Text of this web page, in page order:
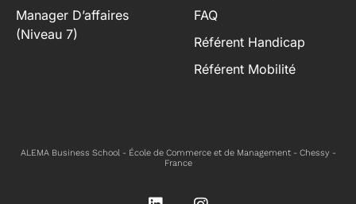
Manager D’affaires
(niveau 7)
FAQ
Référent Handicap
Référent Mobilité
ALEMA Business School - École de Commerce et de Management - Chessy -
France